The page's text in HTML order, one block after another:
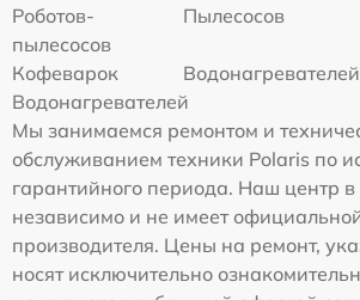
Роботов-
пылесосов
Пылесосов
Кофеварок
Водонагревателей
Водонагревателей
Мы занимаемся ремонтом и
обслуживанием техники Polaris по
гарантийного периода. Наш центр
независимо и не имеет
производителя. Цены на ремонт,
носят исключительно